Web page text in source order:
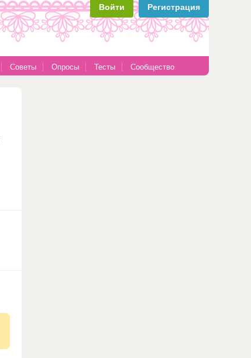
Войти Регистрация
Советы Опросы Тесты Сообщество